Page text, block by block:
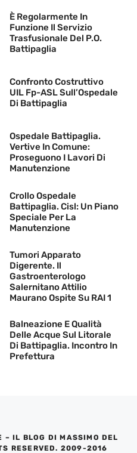
È Regolarmente In
Funzione Il Servizio
Trasfusionale Del P.O.
Battipaglia
Confronto Costruttivo
UIL Fp-ASL Sull’Ospedale
Di Battipaglia
Ospedale Battipaglia.
Vertive In Comune:
Proseguono I Lavori Di
Manutenzione
Crollo Ospedale
Battipaglia. Cisl: Un Piano
Speciale Per La
Manutenzione
Tumori Apparato
Digerente. Il
Gastroenterologo
Salernitano Attilio
Maurano Ospite Su RAI 1
Balneazione E Qualità
Delle Acque Sul Litorale
Di Battipaglia. Incontro In
Prefettura
IL BLOG DI MASSIMO DEL
RESERVED. 2009-2016